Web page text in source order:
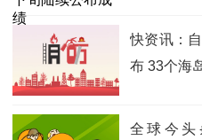
快资讯：
布 33个海
全球今